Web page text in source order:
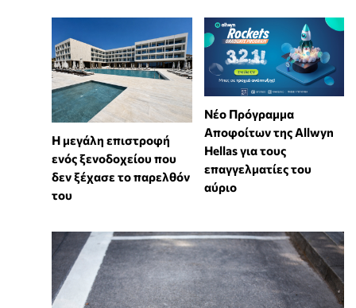
Η μεγάλη επιστροφή
ενός ξενοδοχείου που
δεν ξέχασε το παρελθόν
του
Νέο Πρόγραμμα
Αποφοίτων της Allwyn
Hellas για τους
επαγγελματίες του
αύριο